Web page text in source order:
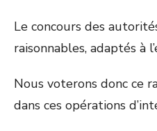
Le concours des
raisonnables, adaptés à
Nous voterons donc ce
dans ces opérations